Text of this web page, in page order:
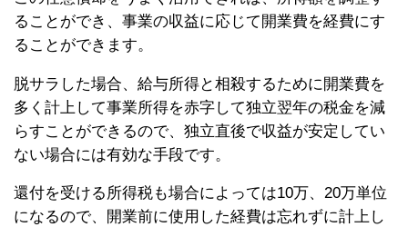
ることができ、事業の収益に応じて開業費を経費にす
ることができます。
脱サラした場合、給与所得と相殺するために開業費を
多く計上して事業所得を赤字して独立翌年の税金を減
らすことができるので、独立直後で収益が安定してい
ない場合には有効な手段です。
還付を受ける所得税も場合によっては10万、20万単位
になるので、開業前に使用した経費は忘れずに計上し